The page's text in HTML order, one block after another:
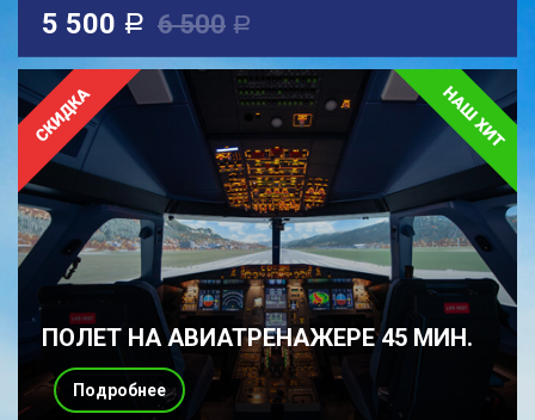
5 500 a 6 500 a
ПОЛЕТ НА АВИАТРЕНАЖЕРЕ 45 МИН.
Подробнее